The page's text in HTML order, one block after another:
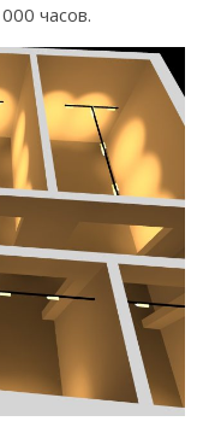
часов.